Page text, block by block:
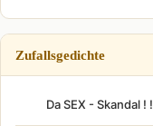
Zufallsgedichte
Da SEX - Skandal ! !